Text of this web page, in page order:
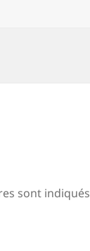
sont indiqués